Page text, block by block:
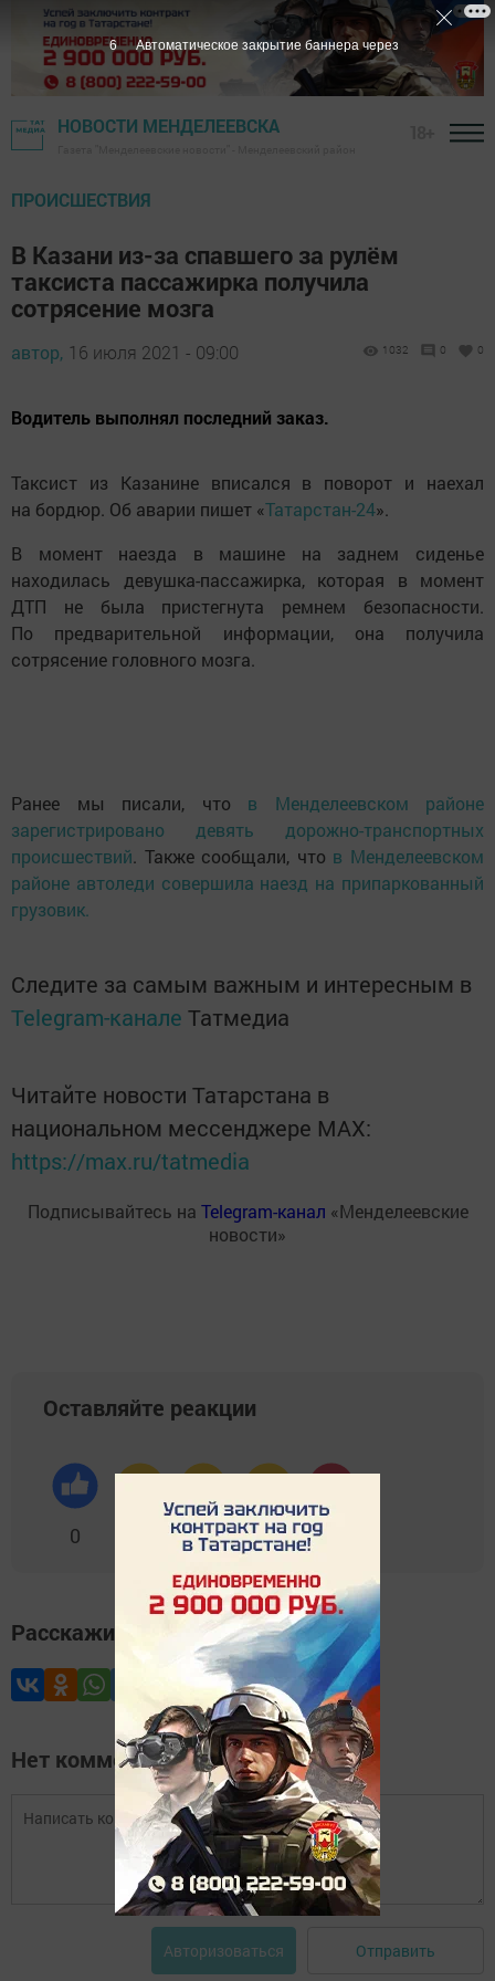
НОВОСТИ МЕНДЕЛЕЕВСКА
ПРОИСШЕСТВИЯ
В Казани из-за спавшего за рулём
таксиста пассажирка получила
сотрясение мозга
автор, 16 июля 2021 - 09:00 1032 0 0
Водитель выполнял последний заказ.
Таксист из Казанине вписался в поворот и наехал
на бордюр. Об аварии пишет «Татарстан-24».
В момент наезда в машине на заднем сиденье
находилась девушка-пассажирка, которая в момент
ДТП не была пристегнута ремнем безопасности.
По предварительной информации, она получила
сотрясение головного мозга.
Ранее мы писали, что в Менделеевском районе
зарегистрировано девять дорожно-транспортных
происшествий. Также сообщали, что в Менделеевском
районе автоледи совершила наезд на припаркованный
грузовик.
Следите за самым важным и интересным в
Telegram-канале Татмедиа
Читайте новости Татарстана в
национальном мессенджере MАХ:
https://max.ru/tatmedia
Подписывайтесь на Telegram-канал «Менделеевские
новости»
Оставляйте реакции
0 0 0
Расскажите друзьям
Нет комментариев
Авторизоваться Отправить
6 Автоматическое закрытие баннера через